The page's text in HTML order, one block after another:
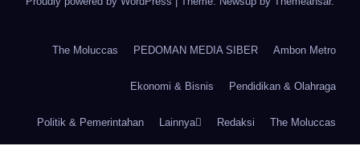
The Moluccas PEDOMAN MEDIA SIBER Ambon Metro
Ekonomi & Bisnis Pendidikan & Olahraga
Politik & Pemerintahan Lainnya Redaksi The Moluccas